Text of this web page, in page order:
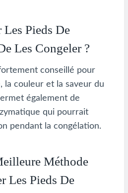
Pieds De
Les Congeler ?
conseillé pour
la couleur et la saveur du
également de
qui pourrait
pendant la congélation.
Méthode
Les Pieds De